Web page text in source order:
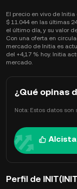
El precio en vivo de
$ 11.044 en las últimas
el último día, y su valor
Con una oferta en
mercado de Initia es
del +4,17 % hoy. Initia
mercado.
¿Qué opinas
Nota: Estos datos
Alcista
Perfil de